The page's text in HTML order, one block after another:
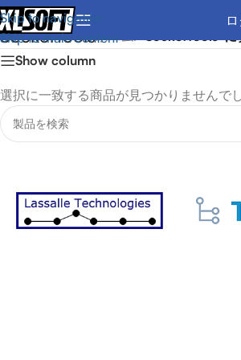
Skip to navigation
Skip to main content
SocketTools ホーム
Show column
選択に一致する商品が見つかりませんでし